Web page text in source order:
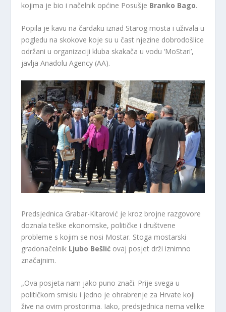
kojima je bio i načelnik općine Posušje Branko Bago.
Popila je kavu na čardaku iznad Starog mosta i uživala u
pogledu na skokove koje su u čast njezine dobrodošlice
održani u organizaciji kluba skakača u vodu ‘MoStari’,
javlja Anadolu Agency (AA).
Predsjednica Grabar-Kitarović je kroz brojne razgovore
doznala teške ekonomske, političke i društvene
probleme s kojim se nosi Mostar. Stoga mostarski
gradonačelnik Ljubo Bešlić ovaj posjet drži iznimno
značajnim.
„Ova posjeta nam jako puno znači. Prije svega u
političkom smislu i jedno je ohrabrenje za Hrvate koji
žive na ovim prostorima. Iako, predsjednica nema velike